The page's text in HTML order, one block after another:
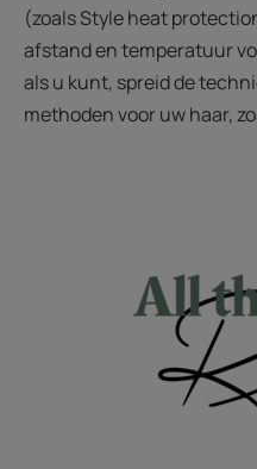
(zoals Style heat
afstand en temperatuur
als u kunt, spreid de
methoden voor uw haar,